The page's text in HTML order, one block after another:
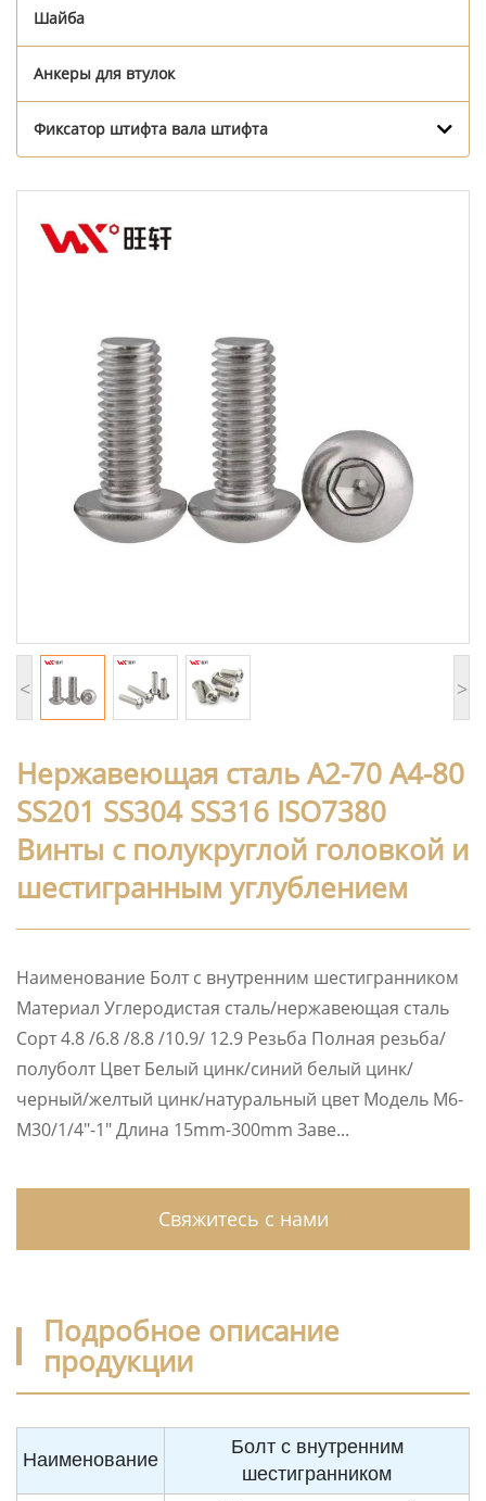
Шайба
Анкеры для втулок
Фиксатор штифта вала штифта
< >
Нержавеющая сталь A2-70 A4-80
SS201 SS304 SS316 ISO7380
Винты с полукруглой головкой и
шестигранным углублением
Наименование Болт с внутренним шестигранником
Материал Углеродистая сталь/нержавеющая сталь
Сорт 4.8 /6.8 /8.8 /10.9/ 12.9 Резьба Полная резьба/
полуболт Цвет Белый цинк/синий белый цинк/
черный/желтый цинк/натуральный цвет Модель M6-
M30/1/4″-1″ Длина 15mm-300mm Заве...
Свяжитесь с нами
Подробное описание
продукции
Наименование
Болт с внутренним
шестигранником